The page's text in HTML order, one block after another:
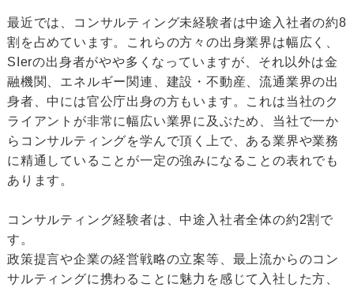
最近では、コンサルティング未経験者は中途入社者の約8
割を占めています。これらの方々の出身業界は幅広く、
SIerの出身者がやや多くなっていますが、それ以外は金
融機関、エネルギー関連、建設・不動産、流通業界の出
身者、中には官公庁出身の方もいます。これは当社のク
ライアントが非常に幅広い業界に及ぶため、当社で一か
らコンサルティングを学んで頂く上で、ある業界や業務
に精通していることが一定の強みになることの表れでも
あります。
コンサルティング経験者は、中途入社者全体の約2割で
す。
政策提言や企業の経営戦略の立案等、最上流からのコン
サルティングに携わることに魅力を感じて入社した方、